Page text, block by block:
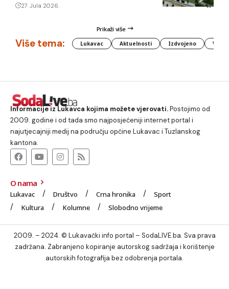
27. Jula 2026.
Prikaži više
Više tema: Lukavac Aktuelnosti Izdvojeno
Informacije iz Lukavca kojima možete vjerovati.Postojimo od
2009. godine i od tada smo najposjećeniji internet portal i
najutjecajniji medij na području općine Lukavac i Tuzlanskog
kantona.
O nama
Lukavac Društvo Crna hronika
Sport
Kultura
Kolumne Slobodno vrijeme
2009. – 2024. © Lukavački info portal – SodaLIVE.ba. Sva prava
zadržana. Zabranjeno kopiranje autorskog sadržaja i korištenje
autorskih fotografija bez odobrenja portala.